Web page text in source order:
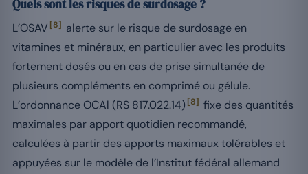
Quels sont les risques de surdosage ?
L’OSAV [8]
alerte sur le risque de surdosage en
vitamines et minéraux, en particulier avec les produits
fortement dosés ou en cas de prise simultanée de
plusieurs compléments en comprimé ou gélule.
L’ordonnance OCAl (RS 817.022.14) [8] fixe des quantités
maximales par apport quotidien recommandé,
calculées à partir des apports maximaux tolérables et
appuyées sur le modèle de l’Institut fédéral allemand